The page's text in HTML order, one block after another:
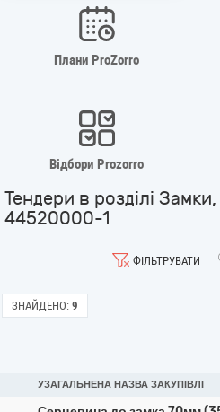
Плани ProZorro
Відбори Prozorro
Тендери в розділі
44520000-1
ФІЛЬТРУВАТИ
ЗНАЙДЕНО: 9
УЗАГАЛЬНЕНА НАЗВА ЗАКУПІВЛІ